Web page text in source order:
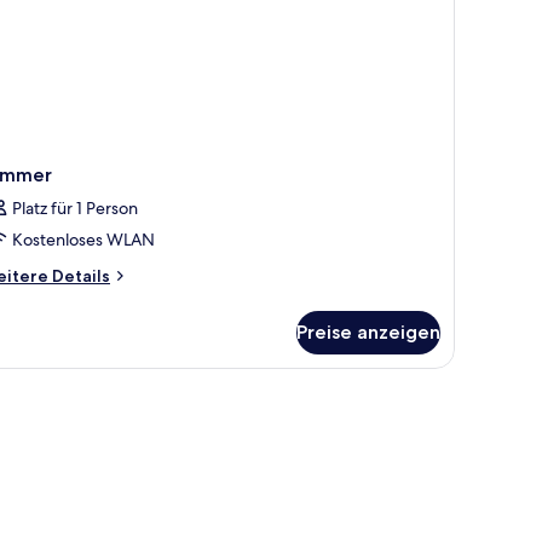
Platz für 1 Person
Kostenloses WLAN
Details
Preise anzeigen